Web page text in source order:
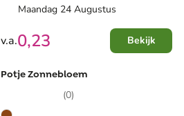
Maandag 24 Augustus
v.a.0,23 Bekijk
Potje Zonnebloem
(0)